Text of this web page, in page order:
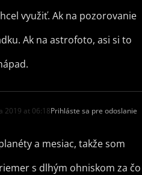
využiť. Ak na pozorovanie
Ak na astrofoto, asi si to
2019 at 06:18Prihláste sa pre odoslanie
a mesiac, takže som
s dlhým ohniskom za čo